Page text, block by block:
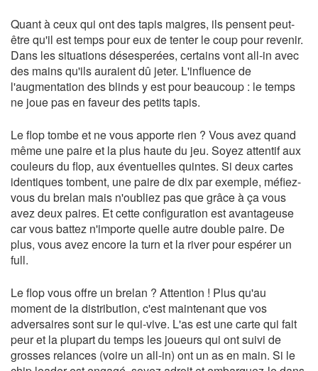
Quant à ceux qui ont des tapis maigres, ils pensent peut-
être qu'il est temps pour eux de tenter le coup pour revenir.
Dans les situations désesperées, certains vont all-in avec
des mains qu'ils auraient dû jeter. L'influence de
l'augmentation des blinds y est pour beaucoup : le temps
ne joue pas en faveur des petits tapis.
Le flop tombe et ne vous apporte rien ? Vous avez quand
même une paire et la plus haute du jeu. Soyez attentif aux
couleurs du flop, aux éventuelles quintes. Si deux cartes
identiques tombent, une paire de dix par exemple, méfiez-
vous du brelan mais n'oubliez pas que grâce à ça vous
avez deux paires. Et cette configuration est avantageuse
car vous battez n'importe quelle autre double paire. De
plus, vous avez encore la turn et la river pour espérer un
full.
Le flop vous offre un brelan ? Attention ! Plus qu'au
moment de la distribution, c'est maintenant que vos
adversaires sont sur le qui-vive. L'as est une carte qui fait
peur et la plupart du temps les joueurs qui ont suivi de
grosses relances (voire un all-in) ont un as en main. Si le